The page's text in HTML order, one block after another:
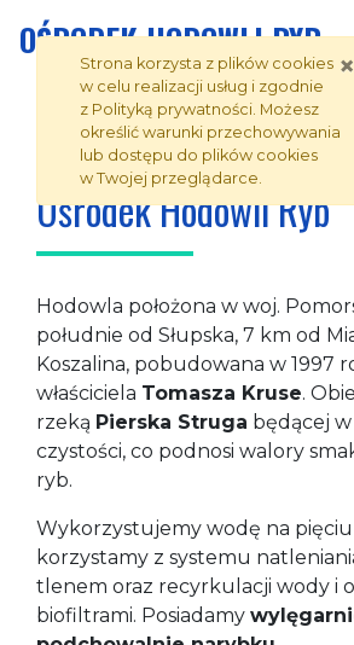
Ośrodek
×
Strona korzysta z plików cookies
w celu realizacji usług i zgodnie
z Polityką prywatności. Możesz
określić warunki przechowywania
lub dostępu do plików cookies
w Twojej przeglądarce.
OŚRODEK HODOWLI RYB
Strona główna
Ośrodek Hodowli Ryb
Hodowla położona w woj.
południe od Słupska, 7 km od
Koszalina, pobudowana w 1997
właściciela Tomasza Kruse.
rzeką Pierska Struga będącej
czystości, co podnosi walory
ryb.
Wykorzystujemy wodę na
korzystamy z systemu
tlenem oraz recyrkulacji wody i
biofiltrami. Posiadamy